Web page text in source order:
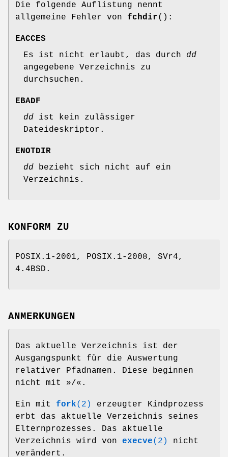
Die folgende Auflistung nennt
allgemeine Fehler von fchdir():
EACCES
Es ist nicht erlaubt, das durch dd
angegebene Verzeichnis zu
durchsuchen.
EBADF
dd ist kein zulässiger
Dateideskriptor.
ENOTDIR
dd bezieht sich nicht auf ein
Verzeichnis.
KONFORM ZU
POSIX.1-2001, POSIX.1-2008, SVr4,
4.4BSD.
ANMERKUNGEN
Das aktuelle Verzeichnis ist der
Ausgangspunkt für die Auswertung
relativer Pfadnamen. Diese beginnen
nicht mit »/«.
Ein mit fork(2)
erzeugter Kindprozess
erbt das aktuelle Verzeichnis seines
Elternprozesses. Das aktuelle
Verzeichnis wird von execve(2)
nicht
verändert.